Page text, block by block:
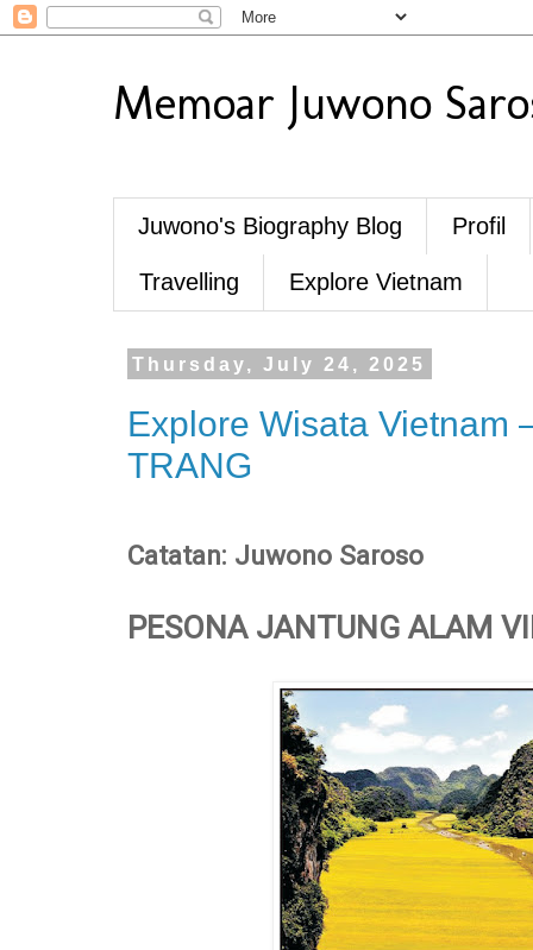
Memoar Juwono
Juwono's Biography Blog Profil
Travelling Explore Vietnam
Thursday, July 24, 2025
Explore Wisata Vietnam
TRANG
Catatan: Juwono Saroso
PESONA JANTUNG ALAM